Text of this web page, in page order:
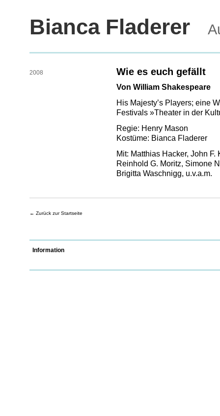
Bianca Fladerer
2008 Wie es euch gefällt
Von William Shakespeare
His Majesty’s Players; eine
Festivals »Theater in der
Regie: Henry Mason
Kostüme: Bianca Fladerer
Mit: Matthias Hacker, John
Reinhold G. Moritz, Simone
Brigitta Waschnigg, u.v.a.m.
← Zurück zur Startseite
Information